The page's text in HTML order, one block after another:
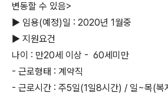
변동할 수 있음>
▶ 임용(예정)일 : 2020년 1월중
▶ 지원요건
나이 : 만20세 이상 - 60세미만
- 근로형태 : 계약직
- 근로시간 : 주5일(1일8시간) / 일~목(복